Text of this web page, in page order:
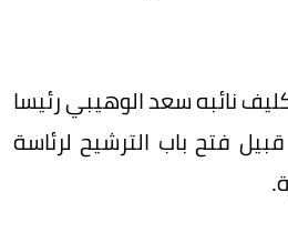
نائبه سعد الوهيبي رئيسا
90 يوما قبيل فتح باب الترشيح لرئاسة